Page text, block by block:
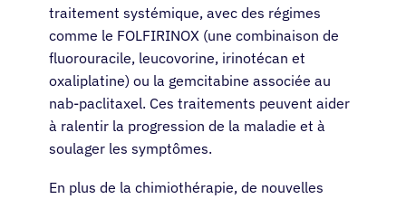
traitement systémique, avec des régimes
comme le FOLFIRINOX (une combinaison de
fluorouracile, leucovorine, irinotécan et
oxaliplatine) ou la gemcitabine associée au
nab-paclitaxel. Ces traitements peuvent aider
à ralentir la progression de la maladie et à
soulager les symptômes.
En plus de la chimiothérapie, de nouvelles